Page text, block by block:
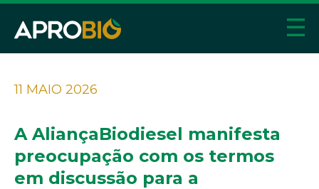
11 MAIO 2026
A AliançaBiodiesel manifesta
preocupação com os termos
em discussão para a